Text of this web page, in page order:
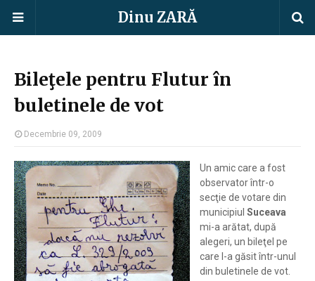
Dinu ZARĂ
Bileţele pentru Flutur în
buletinele de vot
Decembrie 09, 2009
Un amic care a fost
observator într-o
secţie de votare din
municipiul Suceava
mi-a arătat, după
alegeri, un bileţel pe
care l-a găsit într-unul
din buletinele de vot.